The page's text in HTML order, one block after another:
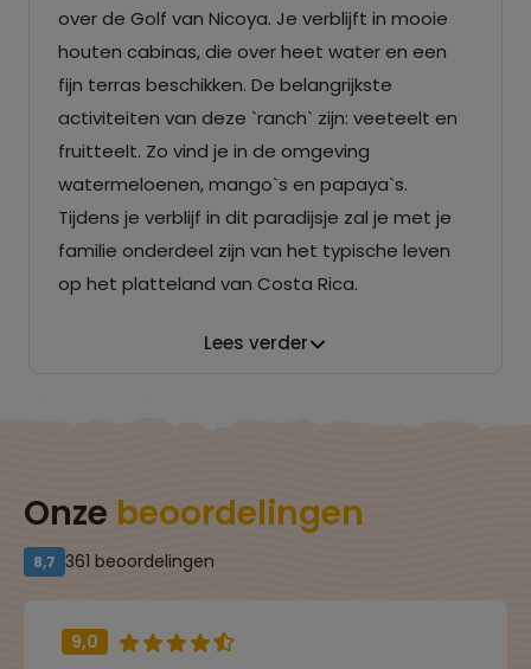
over de Golf van Nicoya. Je verblijft in mooie
houten cabinas, die over heet water en een
fijn terras beschikken. De belangrijkste
activiteiten van deze `ranch` zijn: veeteelt en
fruitteelt. Zo vind je in de omgeving
watermeloenen, mango`s en papaya`s.
Tijdens je verblijf in dit paradijsje zal je met je
familie onderdeel zijn van het typische leven
op het platteland van Costa Rica.
Lees verder
Onze beoordelingen
8,7 361 beoordelingen
9,0